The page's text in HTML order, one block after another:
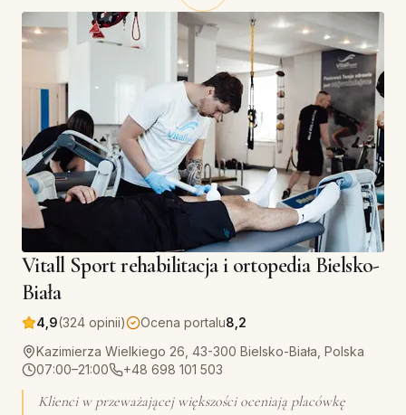
Vitall Sport rehabilitacja i ortopedia Bielsko-
Biała
4,9(324 opinii) Ocena portalu8,2
Kazimierza Wielkiego 26, 43-300 Bielsko-Biała, Polska
07:00–21:00
+48 698 101 503
Klienci w przeważającej większości oceniają placówkę